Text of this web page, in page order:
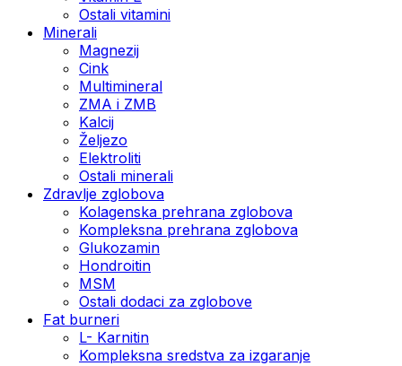
Ostali vitamini
Minerali
Magnezij
Cink
Multimineral
ZMA i ZMB
Kalcij
Željezo
Elektroliti
Ostali minerali
Zdravlje zglobova
Kolagenska prehrana zglobova
Kompleksna prehrana zglobova
Glukozamin
Hondroitin
MSM
Ostali dodaci za zglobove
Fat burneri
L- Karnitin
Kompleksna sredstva za izgaranje